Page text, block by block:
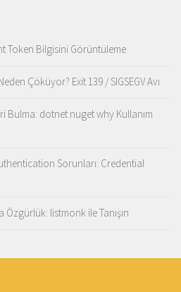
Token Bilgisini Görüntüleme
Çöküyor? Exit 139 / SIGSEGV Avı
Bulma: dotnet nuget why Kullanım
Sorunları: Credential
listmonk ile Tanışın